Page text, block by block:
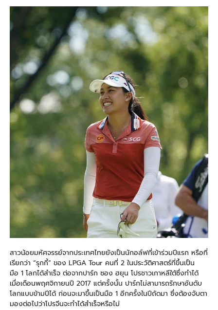
สาวน้อยมหัศจรรย์จากประเทศไทยยังเป็นนักอล์ฟที่เข้าร่วมปีแรก หรือที่
เรียกว่า “รุกกี้” ของ LPGA Tour คนที่ 2 ในประวัติศาสตร์ที่ขึ้นเป็น
มือ 1 โลกได้สำเร็จ ต่อจากปาร์ก ซอง ฮยุน โปรชาวเกาหลีใต้ซึ่งทำได้
เมื่อเดือนพฤศจิกายนปี 2017 แต่ครั้งนั้น ปาร์กไม่สามารถรักษาอันดับ
โลกแบบข้ามปีได้ ก่อนจะมาขึ้นเป็นมือ 1 อีกครั้งในปีถัดมา ซึ่งต้องจับตา
มองต่อไปว่าโปรจีนจะทำได้สำเร็จหรือไม่